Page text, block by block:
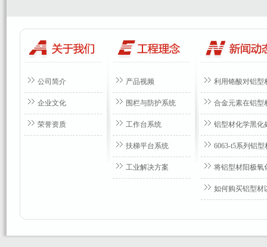
公司简介
企业文化
荣誉资质
产品视频
围栏与防护系统
工作台系统
扶梯平台系统
工业解决方案
利用铬酸对铝型
合金元素在铝型
铝型材化学黑化
6063-t5系列铝
将铝型材阳极氧
如何购买铝型材